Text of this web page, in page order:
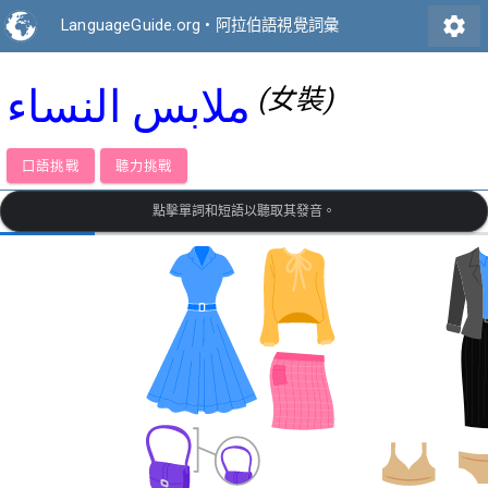
LanguageGuide.org • 阿拉伯語視覺詞彙 settings
ملابس النساء (女裝)
口語挑戰 聽力挑戰
點擊單詞和短語以聽取其發音。